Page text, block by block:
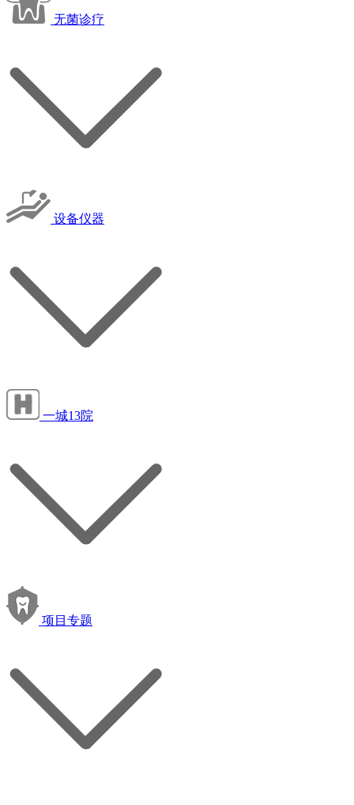
无菌诊疗
设备仪器
一城13院
项目专题